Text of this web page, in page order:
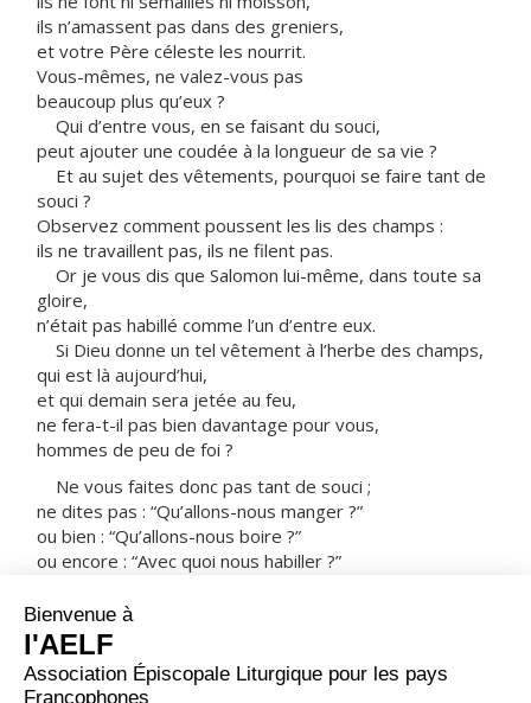
ils n’amassent pas dans des greniers,
et votre Père céleste les nourrit.
Vous-mêmes, ne valez-vous pas
beaucoup plus qu’eux ?
Qui d’entre vous, en se faisant du souci,
peut ajouter une coudée à la longueur de sa vie ?
Et au sujet des vêtements, pourquoi se faire tant de
souci ?
Observez comment poussent les lis des champs :
ils ne travaillent pas, ils ne filent pas.
Or je vous dis que Salomon lui-même, dans toute sa
gloire,
n’était pas habillé comme l’un d’entre eux.
Si Dieu donne un tel vêtement à l’herbe des champs,
qui est là aujourd’hui,
et qui demain sera jetée au feu,
ne fera-t-il pas bien davantage pour vous,
hommes de peu de foi ?
Ne vous faites donc pas tant de souci ;
ne dites pas : “Qu’allons-nous manger ?”
ou bien : “Qu’allons-nous boire ?”
ou encore : “Avec quoi nous habiller ?”
Mais votre Père céleste sait que vous en avez besoin.
Cherchez d’abord le royaume de Dieu et sa justice,
et tout cela vous sera donné par surcroît.
Ne vous faites pas de souci pour demain :